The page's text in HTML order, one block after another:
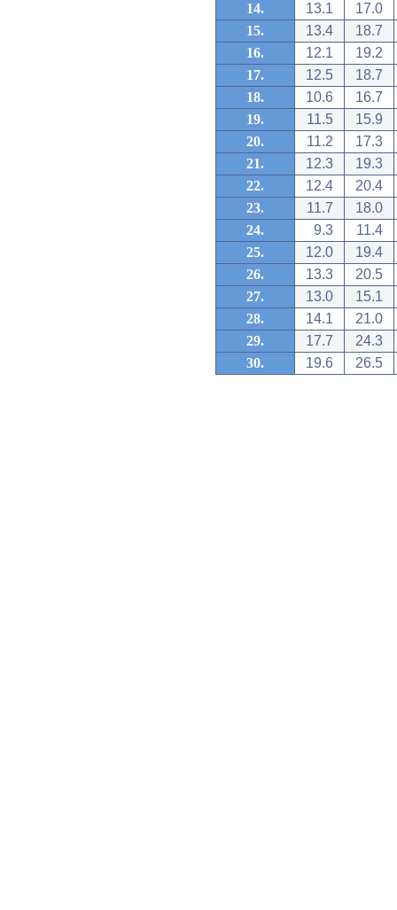
14.
13.1
17.0
15.
13.4
18.7
16.
12.1
19.2
17.
12.5
18.7
18.
10.6
16.7
19.
11.5
15.9
20.
11.2
17.3
21.
12.3
19.3
22.
12.4
20.4
23.
11.7
18.0
24.
9.3
11.4
25.
12.0
19.4
26.
13.3
20.5
27.
13.0
15.1
28.
14.1
21.0
29.
17.7
24.3
30.
19.6 26.5